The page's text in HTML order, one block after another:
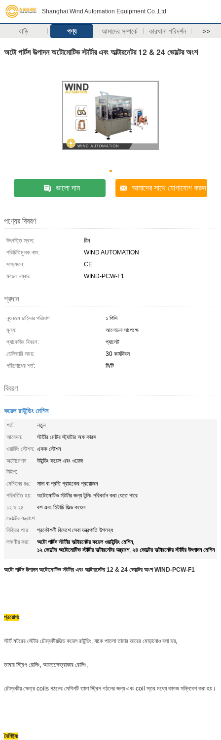
Shanghai Wind Automation Equipment Co.,Ltd
বাড়ি পণ্য আমাদের সম্পর্কে কারখানা পরিদর্শন >>
অটো পার্টস উত্পাদন অটোমোটিভ স্টার্টার এবং আল্টারনেটর 12 & 24 ভোল্টের অংশ
ভালো দাম আমাদের সাথে যোগাযোগ করুন
পণ্যের বিবরণ
উৎপত্তি স্থল:
চীন
পরিচিতিমুলক নাম:
WIND AUTOMATION
সাক্ষ্যদান:
CE
মডেল নম্বার:
WIND-PCW-F1
প্রদান
ন্যূনতম চাহিদার পরিমাণ:
১ পিসি
মূল্য:
আলোচনা সাপেক্ষে
প্যাকেজিং বিবরণ:
প্যালেট
ডেলিভারি সময়:
30 কার্যদিবস
পরিশোধের শর্ত:
টি/টি
বিবরণ
কয়েল রাইন্ডিং মেশিন
শর্ত:
নতুন
আবেদন:
স্টার্টার মোটর স্ট্যাটার অফ কারস
ওয়ার্কিং স্টেশন: একক স্টেশন
অটোমেশন
টাইপ:
উইন্ডিং কয়েল এবং ওয়েজ
মেশিনের রঙ:
সাদা বা প্রতি গ্রাহকের প্রয়োজন
পরিবর্তিত হয়:
অটোমোটিভ স্টার্টার জন্য টুলিং পরিবর্তন করা যেতে পারে
১২ ও ২৪
ভোল্টের যন্ত্রাংশ:
বশ এবং হিটাচি ফিল্ড কয়েল
বিক্রির পরে:
প্রকৌশলী বিদেশে সেবা যন্ত্রপাতি উপলব্ধ
লক্ষণীয় করা:
অটো পার্টস স্টার্টার অল্টারনেটর কয়েল ওয়াইন্ডিং মেশিন,
১২ ভোল্টের অটোমোটিভ স্টার্টার অল্টারনেটর যন্ত্রাংশ, ২৪ ভোল্টের অল্টারনেটর স্টার্টার উৎপাদন মেশিন
অটো পার্টস উত্পাদন অটোমোটিভ স্টার্টার এবং আল্টারনেটর 12 & 24 ভোল্টের অংশ WIND-PCW-F1
প্রয়োগঃ
স্টার্ট মটরের স্টেটর চৌম্বকীয়ফিল্ড কয়েল রাইন্ডিং, যাকে পাতলা তামার তারের মোড়ানোও বলা হয়,
তামার স্ট্রিপ রোলিং, আয়তক্ষেত্রাকার রোলিং,
চৌম্বকীয় ক্ষেত্র coils গঠনের মেশিনটি তামা স্ট্রিপ গঠনের জন্য এবং coil স্তর মধ্যে কাগজ সন্নিবেশ করা হয়।
বৈশিষ্ট্যঃ